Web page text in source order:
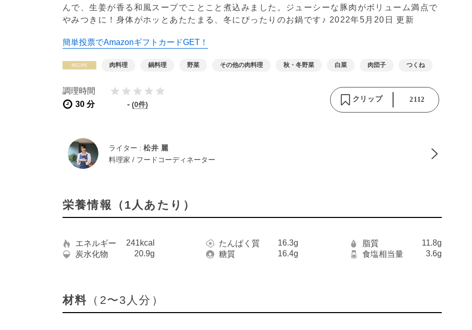
んで、生姜が香る和風スープでことこと煮込みました。ジューシーな豚肉がボリューム満点で
やみつきに！身体がホッとあたたまる、冬にぴったりのお鍋です♪ 2022年5月20日 更新
簡単投票でAmazonギフトカードGET！
肉料理 鍋料理 野菜 その他の肉料理 秋・冬野菜 白菜 肉団子 つくね
調理時間
30 分
- (0件)
クリップ 2112
ライター : 松井 麗
料理家 / フードコーディネーター
栄養情報（1人あたり）
エネルギー 241kcal たんぱく質 16.3g 脂質
11.8g
炭水化物
20.9g 糖質 16.4g 食塩相当量 3.6g
材料 （2〜3人分）